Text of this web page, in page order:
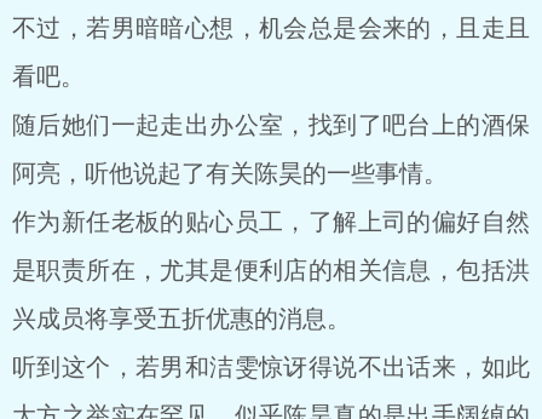
不过，若男暗暗心想，机会总是会来的，且走且
看吧。
随后她们一起走出办公室，找到了吧台上的酒保
阿亮，听他说起了有关陈昊的一些事情。
作为新任老板的贴心员工，了解上司的偏好自然
是职责所在，尤其是便利店的相关信息，包括洪
兴成员将享受五折优惠的消息。
听到这个，若男和洁雯惊讶得说不出话来，如此